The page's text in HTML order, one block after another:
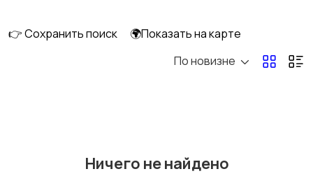
Оформление
👉 Сохранить поиск
🌍Показать на карте
По новизне
Ничего не найдено